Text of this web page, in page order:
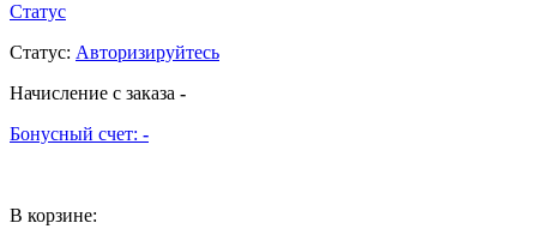
Статус
Статус: Авторизируйтесь
Начисление с заказа -
Бонусный счет: -
В корзине: